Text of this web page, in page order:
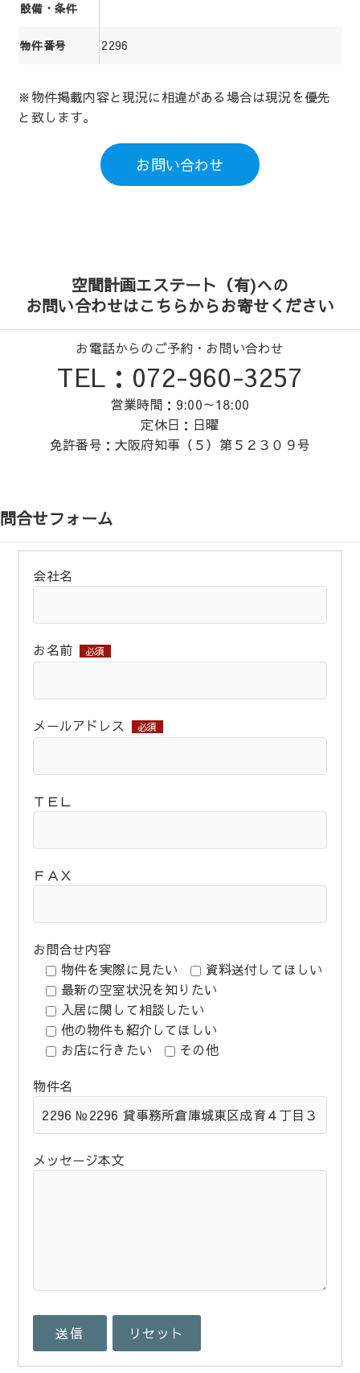
設備・条件
物件番号 2296
※物件掲載内容と現況に相違がある場合は現況を優先
と致します。
お問い合わせ
空間計画エステート（有)への
お問い合わせはこちらからお寄せください
お電話からのご予約・お問い合わせ
TEL：072-960-3257
営業時間：9:00～18:00
定休日：日曜
免許番号：大阪府知事（５）第５２３０９号
問合せフォーム
会社名
お名前 必須
メールアドレス 必須
ＴＥＬ
ＦＡＸ
お問合せ内容
物件を実際に見たい
資料送付してほしい
最新の空室状況を知りたい
入居に関して相談したい
他の物件も紹介してほしい
お店に行きたい
その他
物件名
メッセージ本文